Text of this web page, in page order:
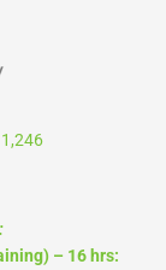
– 16 hrs: